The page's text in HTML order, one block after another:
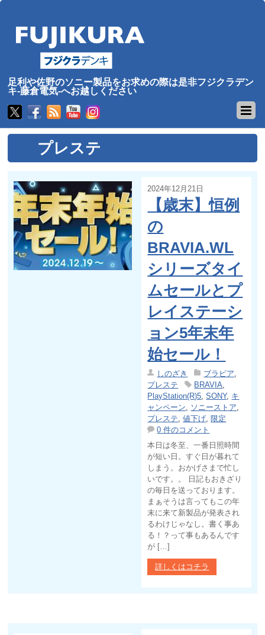
足利や佐野のソニー製品をお求めの際は是非フジクラデン
キ-藤倉電気-へお越しください
プレステ
2024年12月21日
【歳末】恒例
の
BRAVIA.WL
シリーズタイ
ムセールとプ
レイステーシ
ョン5年末年
始セール！
しのざき ブラビア
プレステ
BRAVIA
PlayStation(R)5 ,SONY, キ
ャンペーン
ソニーストア
プレステ ,値下げ ,限定
0 件のコメント
本日は冬至、一番日照時間
が短い日。すぐ日が暮れて
しまう。おかげさまで忙し
いです。。 日記もおきざり
の毎日を送っております。
まぁそうは言ってもこの年
末に来て新製品が発表され
るわけじゃなし。書く事あ
る！？って事もあるんです
が […]
詳しくはコチラ